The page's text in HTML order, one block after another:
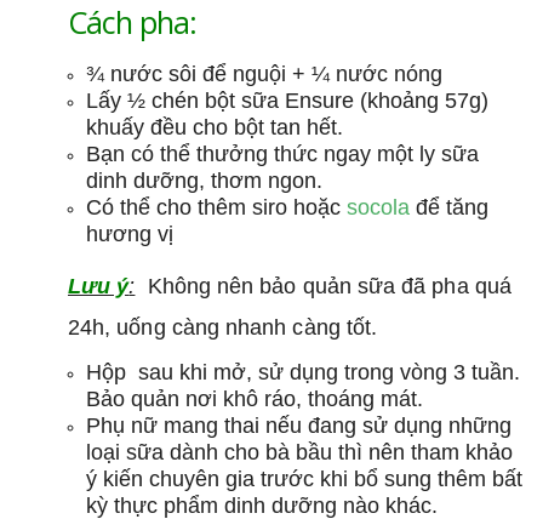
Cách pha:
¾ nước sôi để nguội + ¼ nước nóng
Lấy ½ chén bột sữa Ensure (khoảng 57g)
khuấy đều cho bột tan hết.
Bạn có thể thưởng thức ngay một ly sữa
dinh dưỡng, thơm ngon.
Có thể cho thêm siro hoặcsocola để tăng
hương vị
Lưu ý: Không nên bảo quản sữa đã pha quá
24h, uống càng nhanh càng tốt.
Hộp sau khi mở, sử dụng trong vòng 3 tuần.
Bảo quản nơi khô ráo, thoáng mát.
Phụ nữ mang thai nếu đang sử dụng những
loại sữa dành cho bà bầu thì nên tham khảo
ý kiến chuyên gia trước khi bổ sung thêm bất
kỳ thực phẩm dinh dưỡng nào khác.